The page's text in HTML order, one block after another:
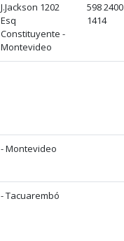
J.Jackson 1202
Esq
Constituyente -
Montevideo
598 2400
1414
- Montevideo
- Tacuarembó